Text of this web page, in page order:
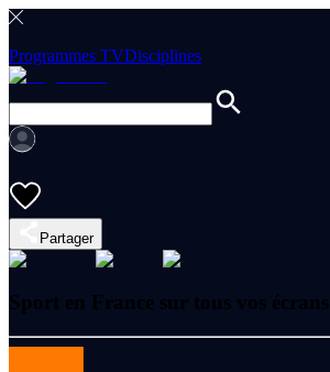
Programmes TVDisciplines
Partager
Sport en France sur tous vos écrans